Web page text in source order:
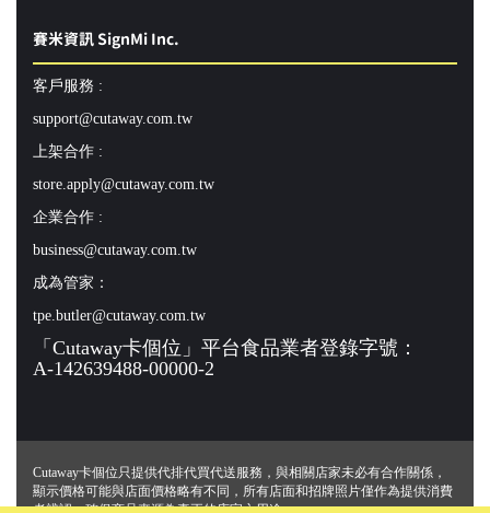
賽米資訊 SignMi Inc.
客戶服務 :
support@cutaway.com.tw
上架合作 :
store.apply@cutaway.com.tw
企業合作 :
business@cutaway.com.tw
成為管家：
tpe.butler@cutaway.com.tw
「Cutaway卡個位」平台食品業者登錄字號：
A-142639488-00000-2
Cutaway卡個位只提供代排代買代送服務，與相關店家未必有合作關係，
顯示價格可能與店面價格略有不同，所有店面和招牌照片僅作為提供消費